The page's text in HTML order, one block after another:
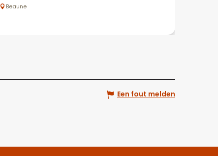
Beaune
Een fout melden